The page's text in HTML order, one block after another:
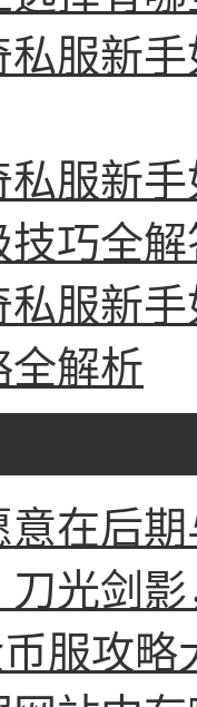
私服新
私服新
技巧全解
私服新
全解析
意在后
光剑
服攻